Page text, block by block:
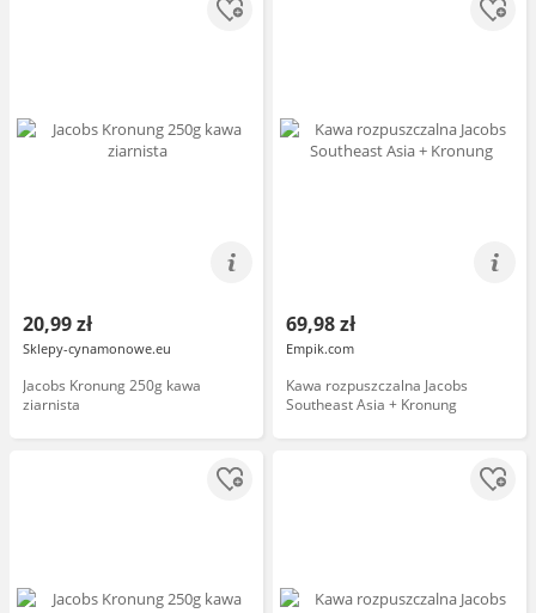
20,99 zł
Sklepy-cynamonowe.eu
Jacobs Kronung 250g kawa
ziarnista
69,98 zł
Empik.com
Kawa rozpuszczalna Jacobs
Southeast Asia + Kronung